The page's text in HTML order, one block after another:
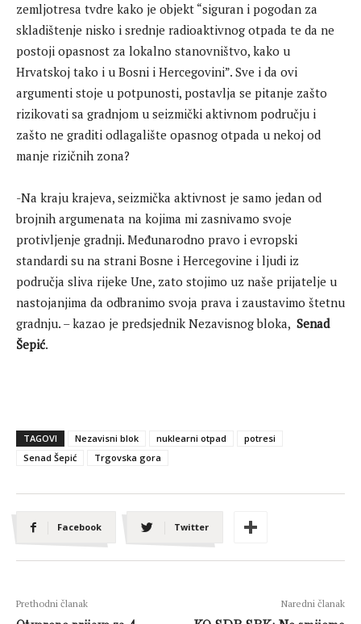
zemljotresa tvdre kako je objekt “siguran i pogodan za
skladištenje nisko i srednje radioaktivnog otpada te da ne
postoji opasnost za lokalno stanovništvo, kako u
Hrvatskoj tako i u Bosni i Hercegovini”. Sve i da ovi
argumenti stoje u potpunosti, postavlja se pitanje zašto
rizikovati sa gradnjom u seizmički aktivnom području i
zašto ne graditi odlagalište opasnog otpada u nekoj od
manje rizičnih zona?
-Na kraju krajeva, seizmička aktivnost je samo jedan od
brojnih argumenata na kojima mi zasnivamo svoje
protivljenje gradnji. Međunarodno pravo i evropski
standardi su na strani Bosne i Hercegovine i ljudi iz
područja sliva rijeke Une, zato stojimo uz naše prijatelje u
nastojanjima da odbranimo svoja prava i zaustavimo štetnu
gradnju. – kazao je predsjednik Nezavisnog bloka, Senad
Šepić.
TAGOVI Nezavisni blok nuklearni otpad
potresi
Senad Šepić
Trgovska gora
Facebook Twitter
Prethodni članak Naredni članak